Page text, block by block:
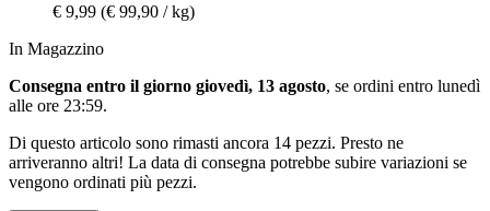
€ 9,99 (€ 99,90 / kg)
In Magazzino
Consegna entro il giorno giovedì, 13 agosto, se ordini entro lunedì
alle ore 23:59.
Di questo articolo sono rimasti ancora 14 pezzi. Presto ne
arriveranno altri! La data di consegna potrebbe subire variazioni se
vengono ordinati più pezzi.